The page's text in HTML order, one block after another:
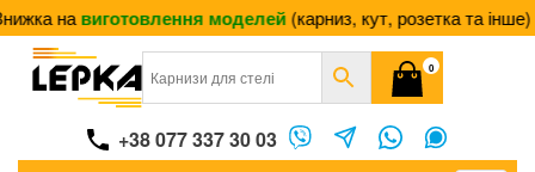
навиготовлення моделей(карниз, кут, розетка та інше)
0
+38 077 337 30 03